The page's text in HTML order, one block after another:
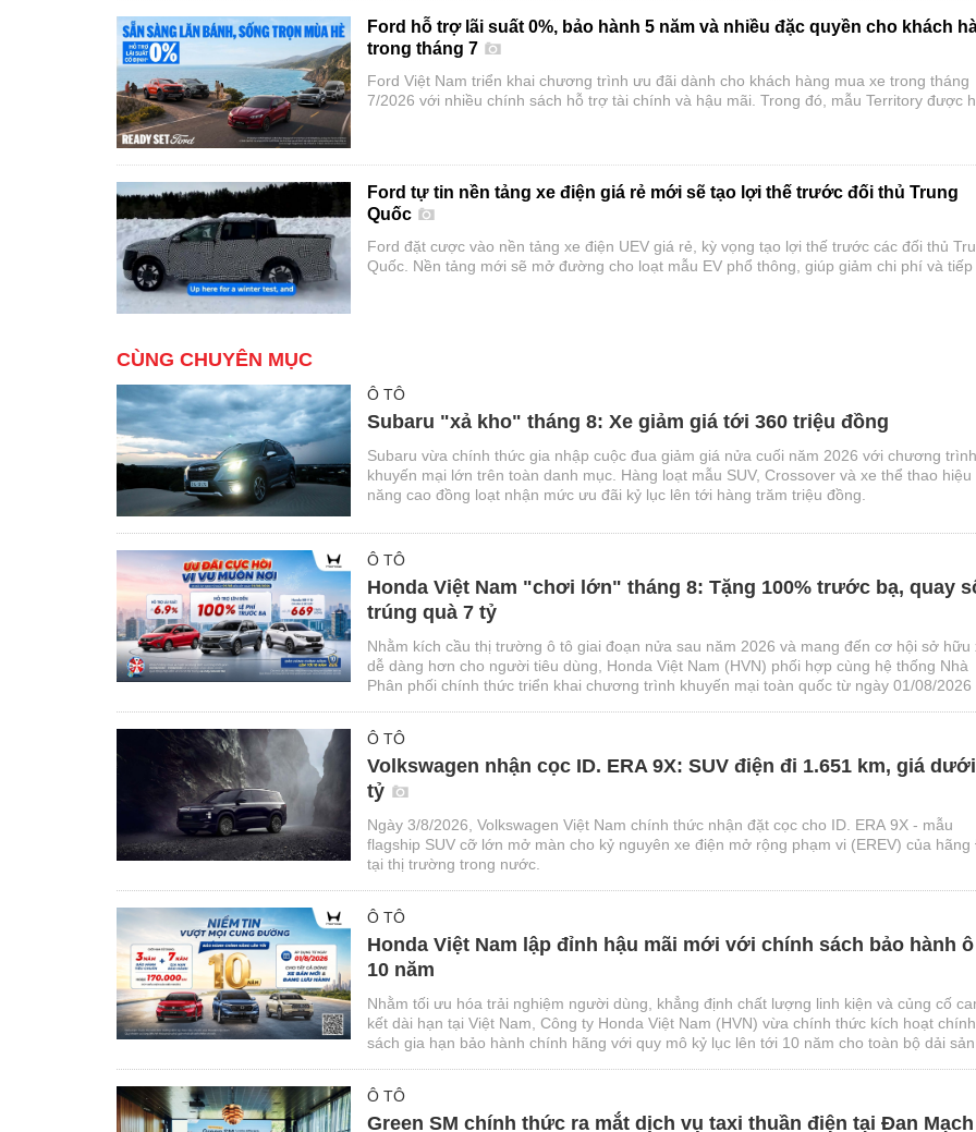
Ford hỗ trợ lãi suất 0%, bảo hành 5 năm và nhiều đặc quyền cho khách
trong tháng 7
Ford Việt Nam triển khai chương trình ưu đãi dành cho khách hàng mua xe trong tháng
7/2026 với nhiều chính sách hỗ trợ tài chính và hậu mãi. Trong đó, mẫu Territory được
Ford tự tin nền tảng xe điện giá rẻ mới sẽ tạo lợi thế trước đối thủ Trung
Quốc
Ford đặt cược vào nền tảng xe điện UEV giá rẻ, kỳ vọng tạo lợi thế trước các đối thủ
Quốc. Nền tảng mới sẽ mở đường cho loạt mẫu EV phổ thông, giúp giảm chi phí và tiếp
CÙNG CHUYÊN MỤC
Ô TÔ
Subaru "xả kho" tháng 8: Xe giảm giá tới 360 triệu đồng
Subaru vừa chính thức gia nhập cuộc đua giảm giá nửa cuối năm 2026 với chương trình
khuyến mại lớn trên toàn danh mục. Hàng loạt mẫu SUV, Crossover và xe thể thao hiệu
năng cao đồng loạt nhận mức ưu đãi kỷ lục lên tới hàng trăm triệu đồng.
Ô TÔ
Honda Việt Nam "chơi lớn" tháng 8: Tặng 100% trước bạ, quay
trúng quà 7 tỷ
Nhằm kích cầu thị trường ô tô giai đoạn nửa sau năm 2026 và mang đến cơ hội sở hữu
dễ dàng hơn cho người tiêu dùng, Honda Việt Nam (HVN) phối hợp cùng hệ thống Nhà
Phân phối chính thức triển khai chương trình khuyến mại toàn quốc từ ngày 01/08/2026
Ô TÔ
Volkswagen nhận cọc ID. ERA 9X: SUV điện đi 1.651 km, giá
tỷ
Ngày 3/8/2026, Volkswagen Việt Nam chính thức nhận đặt cọc cho ID. ERA 9X - mẫu
flagship SUV cỡ lớn mở màn cho kỷ nguyên xe điện mở rộng phạm vi (EREV) của
tại thị trường trong nước.
Ô TÔ
Honda Việt Nam lập đỉnh hậu mãi mới với chính sách bảo hành
10 năm
Nhằm tối ưu hóa trải nghiệm người dùng, khẳng định chất lượng linh kiện và củng cố
kết dài hạn tại Việt Nam, Công ty Honda Việt Nam (HVN) vừa chính thức kích hoạt chính
sách gia hạn bảo hành chính hãng với quy mô kỷ lục lên tới 10 năm cho toàn bộ dải sản
Ô TÔ
Green SM chính thức ra mắt dịch vụ taxi thuần điện tại Đan Mạch